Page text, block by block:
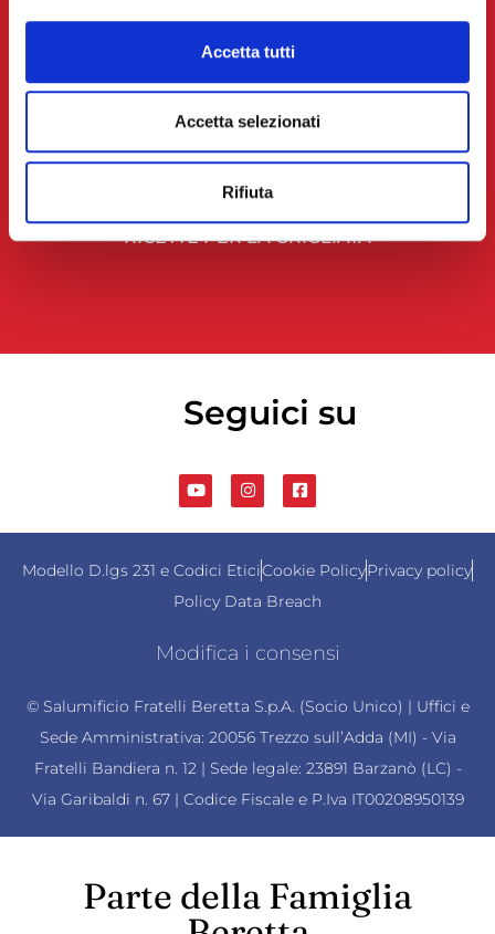
Accetta tutti
Accetta selezionati
Rifiuta
GRIGLIATA DAY
L’EVENTO NAZIONALE
AREE ATTRAZZATE
GRILL & TIPS
RICETTE PER LA GRIGLIATA
Seguici su
Modello D.lgs 231 e Codici EticiCookie PolicyPrivacy policy
Policy Data Breach
Modifica i consensi
© Salumificio Fratelli Beretta S.p.A. (Socio Unico) | Uffici e
Sede Amministrativa: 20056 Trezzo sull’Adda (MI) - Via
Fratelli Bandiera n. 12 | Sede legale: 23891 Barzanò (LC) -
Via Garibaldi n. 67 | Codice Fiscale e P.Iva IT00208950139
Parte della Famiglia